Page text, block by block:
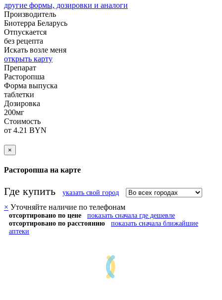
другие формы, дозировки и аналоги
Производитель
Биотерра Беларусь
Отпускается
без рецепта
Искать возле меня
открыть карту
Препарат
Расторопша
Форма выпуска
таблетки
Дозировка
200мг
Стоимость
от 4.21 BYN
×
Расторопша на карте
Где купить указать свой город
× Уточняйте наличие по телефонам
отсортировано по цене
показать сначала где дешевле
отсортировано по расстоянию
показать сначала ближайшие
аптеки